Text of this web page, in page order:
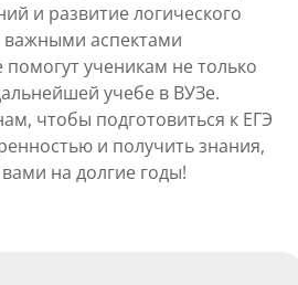
и развитие логического
аспектами
ученикам не только
учебе в ВУЗе.
чтобы подготовиться к ЕГЭ
и получить знания,
на долгие годы!